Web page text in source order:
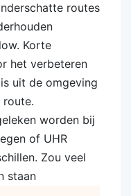
routes
Korte
het verbeteren
uit de omgeving
worden bij
of UHR
Zou veel
staan